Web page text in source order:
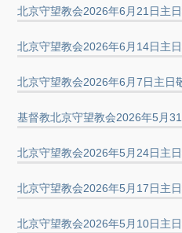
北京守望教会2026年6月21日主
北京守望教会2026年6月14日主
北京守望教会2026年6月7日主日
基督教北京守望教会2026年5月
北京守望教会2026年5月24日主
北京守望教会2026年5月17日主
北京守望教会2026年5月10日主